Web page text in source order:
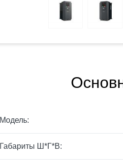
Модель:
Габариты Ш*Г*В: